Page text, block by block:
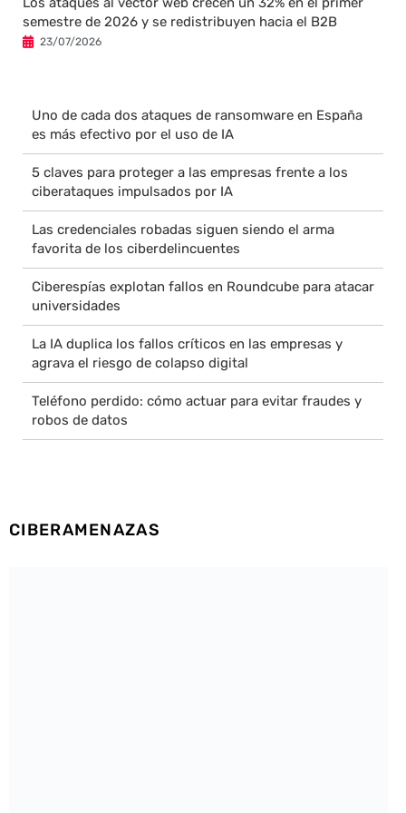
semestre de 2026 y se redistribuyen hacia el B2B
23/07/2026
Uno de cada dos ataques de ransomware en España
es más efectivo por el uso de IA
5 claves para proteger a las empresas frente a los
ciberataques impulsados por IA
Las credenciales robadas siguen siendo el arma
favorita de los ciberdelincuentes
Ciberespías explotan fallos en Roundcube para atacar
universidades
La IA duplica los fallos críticos en las empresas y
agrava el riesgo de colapso digital
Teléfono perdido: cómo actuar para evitar fraudes y
robos de datos
CIBERAMENAZAS